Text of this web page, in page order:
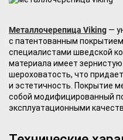
Металлочерепица Viking —
с патентованным
специалистами шведской
материала имеет
шероховатость, что
и эстетичность. Покрытие
собой модифицированный
эксплуатационными